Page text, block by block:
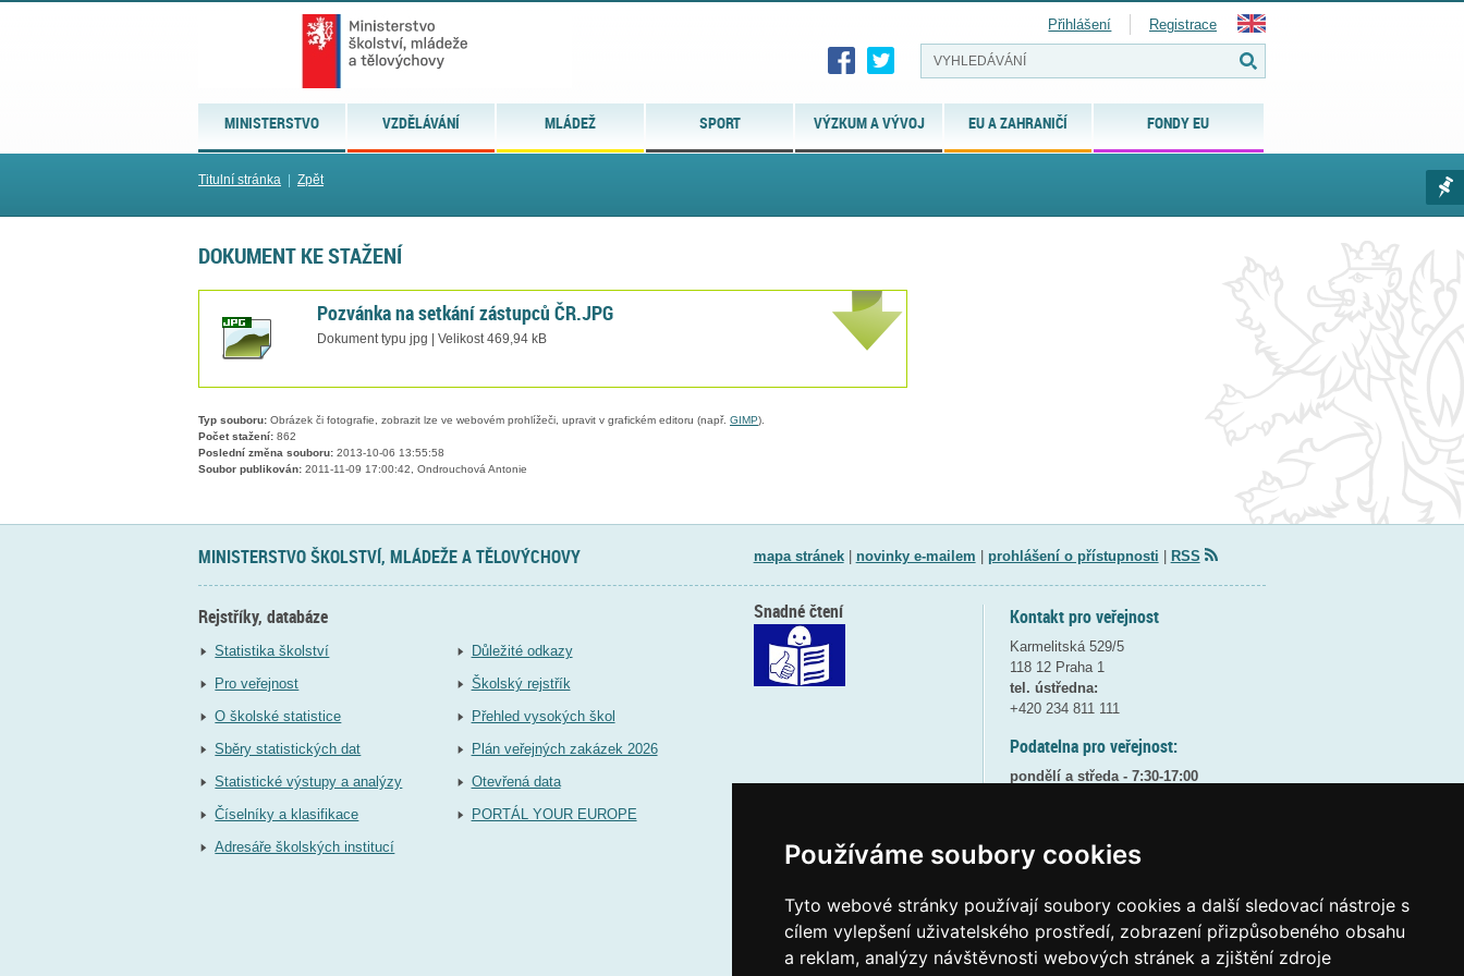
Používáme soubory cookies
Tyto webové stránky používají soubory cookies a další sledovací nástroje s
cílem vylepšení uživatelského prostředí, zobrazení přizpůsobeného obsahu
a reklam, analýzy návštěvnosti webových stránek a zjištění zdroje
MINISTERSTVO VZDĚLÁVÁNÍ MLÁDEŽ SPORT VÝZKUM A VÝVOJ EU A ZAHRANIČÍ FONDY EU
Přihlášení Registrace
Titulní stránka Zpět
DOKUMENT KE STAŽENÍ
Pozvánka na setkání zástupců ČR.JPG
Dokument typu jpg | Velikost 469,94 kB
Typ souboru: Obrázek či fotografie, zobrazit lze ve webovém prohlížeči, upravit v grafickém editoru (např. GIMP).
Počet stažení: 862
Poslední změna souboru: 2013-10-06 13:55:58
Soubor publikován: 2011-11-09 17:00:42, Ondrouchová Antonie
MINISTERSTVO ŠKOLSTVÍ, MLÁDEŽE A TĚLOVÝCHOVY mapa stránek| novinky e-mailem prohlášení o přístupnosti RSS
Rejstříky, databáze
Statistika školství
Pro veřejnost
O školské statistice
Sběry statistických dat
Statistické výstupy a analýzy
Číselníky a klasifikace
Adresáře školských institucí
Důležité odkazy
Školský rejstřík
Přehled vysokých škol
Plán veřejných zakázek 2026
Otevřená data
PORTÁL YOUR EUROPE
Kontakt pro veřejnost
Karmelitská 529/5
118 12 Praha 1
tel. ústředna:
+420 234 811 111
Podatelna pro veřejnost:
pondělí a středa - 7:30-17:00
8:30 - 9:30 - bezpečnostní přestávka
Elektronická podatelna:
posta@msmtgov cz
Snadné čtení